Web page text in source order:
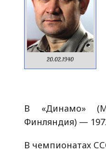
20.02.1940
В «Динамо»
Финляндия) —
В чемпионатах